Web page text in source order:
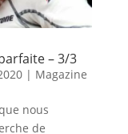
– 3/3
| Magazine
nous
de